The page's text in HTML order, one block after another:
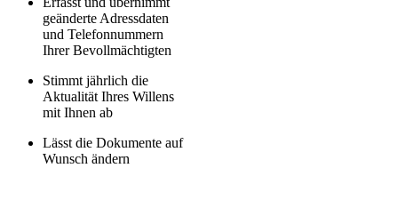
geänderte Adressdaten
und Telefonnummern
Ihrer Bevollmächtigten
Stimmt jährlich die
Aktualität Ihres Willens
mit Ihnen ab
Lässt die Dokumente auf
Wunsch ändern